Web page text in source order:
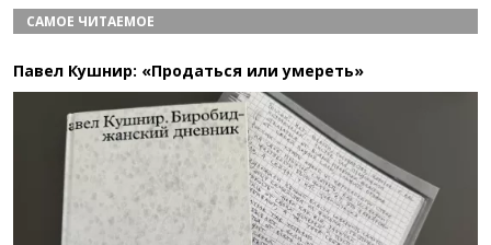
САМОЕ ЧИТАЕМОЕ
Павел Кушнир: «Продаться или умереть»